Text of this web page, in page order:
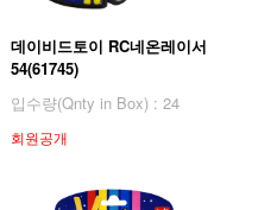
데이비드토이 RC네온레이서
54(61745)
입수량(Qnty in Box) : 24
회원공개